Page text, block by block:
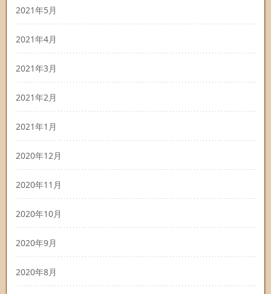
2021年5月
2021年4月
2021年3月
2021年2月
2021年1月
2020年12月
2020年11月
2020年10月
2020年9月
2020年8月